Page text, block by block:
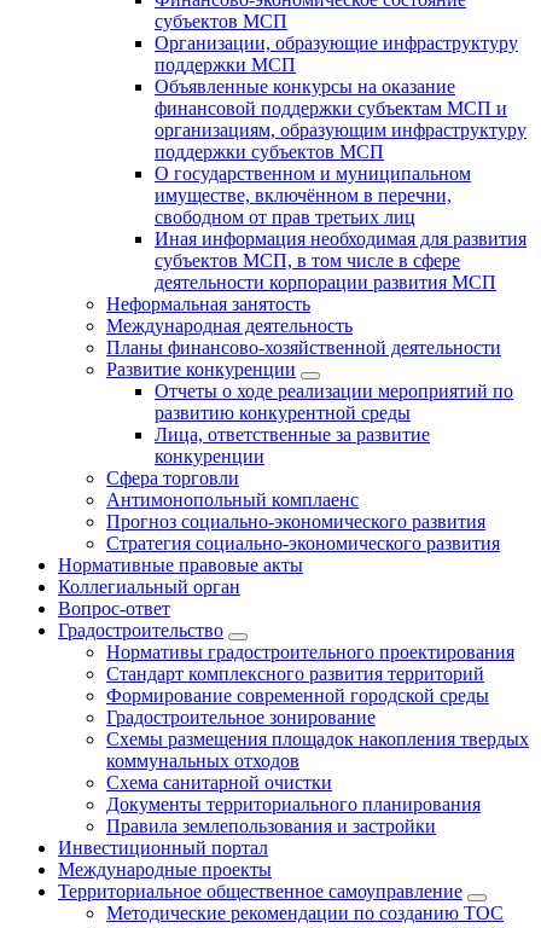
субъектов МСП
Организации, образующие инфраструктуру
поддержки МСП
Объявленные конкурсы на оказание
финансовой поддержки субъектам МСП и
организациям, образующим инфраструктуру
поддержки субъектов МСП
О государственном и муниципальном
имуществе, включённом в перечни,
свободном от прав третьих лиц
Иная информация необходимая для развития
субъектов МСП, в том числе в сфере
деятельности корпорации развития МСП
Неформальная занятость
Международная деятельность
Планы финансово-хозяйственной деятельности
Развитие конкуренции
Отчеты о ходе реализации мероприятий по
развитию конкурентной среды
Лица, ответственные за развитие
конкуренции
Сфера торговли
Антимонопольный комплаенс
Прогноз социально-экономического развития
Стратегия социально-экономического развития
Нормативные правовые акты
Коллегиальный орган
Вопрос-ответ
Градостроительство
Нормативы градостроительного проектирования
Стандарт комплексного развития территорий
Формирование современной городской среды
Градостроительное зонирование
Схемы размещения площадок накопления твердых
коммунальных отходов
Схема санитарной очистки
Документы территориального планирования
Правила землепользования и застройки
Инвестиционный портал
Международные проекты
Территориальное общественное самоуправление
Методические рекомендации по созданию ТОС